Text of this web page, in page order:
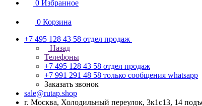
0 Избранное
0 Корзина
+7 495 128 43 58 отдел продаж
Назад
Телефоны
+7 495 128 43 58 отдел продаж
+7 991 291 48 58 только сообщения whatsapp
Заказать звонок
sale@rutap.shop
г. Москва, Холодильный переулок, 3к1с13, 14